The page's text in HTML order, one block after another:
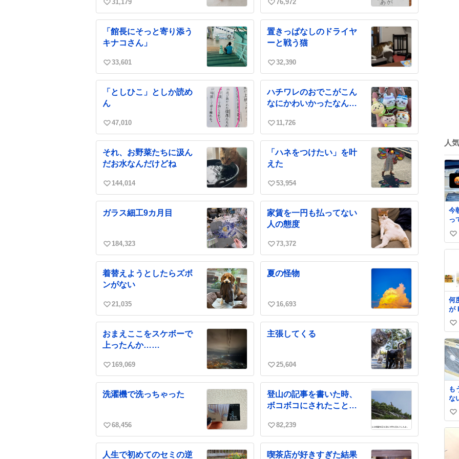
い
ね
数
31,179
い
ね
数
76,972
「館長にそっと寄り添う
キナコさん」
い
ね
数
33,601
置きっぱなしのドライヤ
ーと戦う猫
い
数
32,390
「としひこ」としか読め
ん
い
ね
数
47,010
ハチワレのおでこがこん
なにかわいかったなんて
い
ね
数
11,726
それ、お野菜たちに汲ん
だお水なんだけどね
い
ね
数
144,014
「ハネをつけたい」を叶
えた
い
ね
数
53,954
ガラス細工9カ月目
い
ね
数
184,323
家賃を一円も払ってない
人の態度
い
ね
数
73,372
着替えようとしたらズボ
ンがない
い
数
21,035
夏の怪物
い
ね
数
16,693
おまえここをスケボーで
上ったんか……
い
ね
数
169,069
主張してくる
い
ね
数
25,604
洗濯機で洗っちゃった
い
ね
68,456
登山の記事を書いた時、
ボコボコにされたことが
い
ね
82,239
人生で初めてのセミの逆 喫茶店が好きすぎた結果
人
今
っ
に
離
い
一
そ
単
火
か
い
い
い
何
が
リ
美
い
い
ね
数
も
な
ク
て
い
い